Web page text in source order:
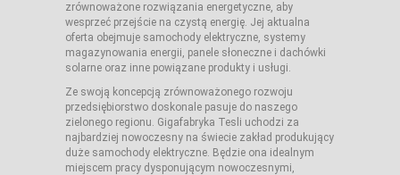
zrównoważone rozwiązania energetyczne, aby
wesprzeć przejście na czystą energię. Jej aktualna
oferta obejmuje samochody elektryczne, systemy
magazynowania energii, panele słoneczne i dachówki
solarne oraz inne powiązane produkty i usługi.
Ze swoją koncepcją zrównoważonego rozwoju
przedsiębiorstwo doskonale pasuje do naszego
zielonego regionu. Gigafabryka Tesli uchodzi za
najbardziej nowoczesny na świecie zakład produkujący
duże samochody elektryczne. Będzie ona idealnym
miejscem pracy dysponującym nowoczesnymi,